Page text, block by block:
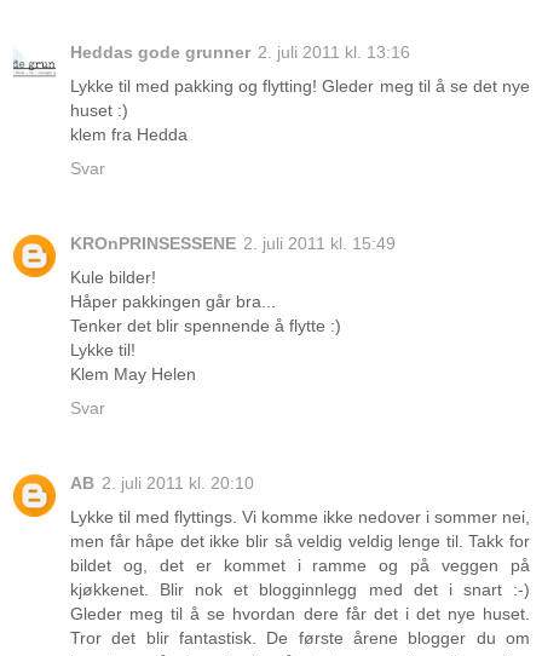
Heddas gode grunner 2. juli 2011 kl. 13:16
Lykke til med pakking og flytting! Gleder meg til å se det nye
huset :)
klem fra Hedda
Svar
KROnPRINSESSENE 2. juli 2011 kl. 15:49
Kule bilder!
Håper pakkingen går bra...
Tenker det blir spennende å flytte :)
Lykke til!
Klem May Helen
Svar
AB 2. juli 2011 kl. 20:10
Lykke til med flyttings. Vi komme ikke nedover i sommer nei,
men får håpe det ikke blir så veldig veldig lenge til. Takk for
bildet og, det er kommet i ramme og på veggen på
kjøkkenet. Blir nok et blogginnlegg med det i snart :-)
Gleder meg til å se hvordan dere får det i det nye huset.
Tror det blir fantastisk. De første årene blogger du om